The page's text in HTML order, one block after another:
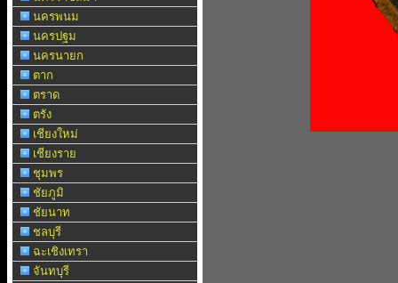
นครพนม
นครปฐม
นครนายก
ตาก
ตราด
ตรัง
เชียงใหม่
เชียงราย
ชุมพร
ชัยภูมิ
ชัยนาท
ชลบุรี
ฉะเชิงเทรา
จันทบุรี